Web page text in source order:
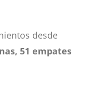
desde
51 empates